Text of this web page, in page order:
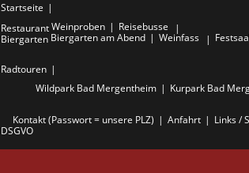
Startseite
RestaurantWeinproben
Reisebusse
Biergarten Biergarten am Abend Weinfass
Radtouren
Wildpark Bad Mergentheim Kurpark Bad
Kontakt (Passwort = unsere PLZ) Anfahrt Links /
DSGVO